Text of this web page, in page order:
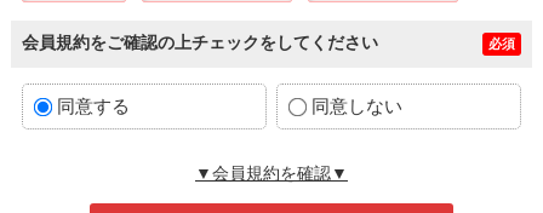
会員規約をご確認の上チェックをしてください 必須
同意する 同意しない
▼会員規約を確認▼